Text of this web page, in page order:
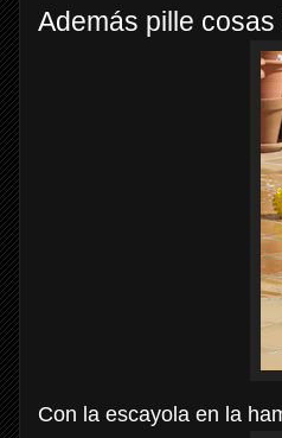
Además pille
Con la escayola en la